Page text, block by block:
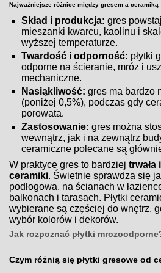
Najważniejsze różnice między gresem a ceramiką
Skład i produkcja: gres
mieszanki kwarcu, kaolinu i
wyższej temperaturze.
Twardość i odporność: płytki
odporne na ścieranie, mróz i
mechaniczne.
Nasiąkliwość: gres ma bardzo
(poniżej 0,5%), podczas gdy
porowata.
Zastosowanie: gres można
wewnątrz, jak i na zewnątrz
ceramiczne polecane są
W praktyce gres to bardziej
ceramiki. Świetnie sprawdza się
podłogowa, na ścianach w
balkonach i tarasach. Płytki
wybierane są częściej do wnętrz,
wybór kolorów i dekorów.
Jak rozpoznać płytki
Czym różnią się płytki gresowe od